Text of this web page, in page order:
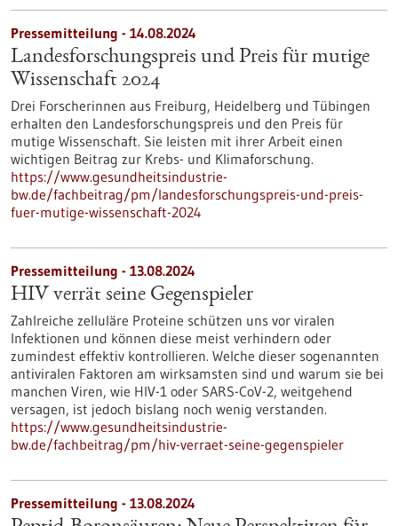
Pressemitteilung - 14.08.2024
Landesforschungspreis und Preis für mutige
Wissenschaft 2024
Drei Forscherinnen aus Freiburg, Heidelberg und Tübingen
erhalten den Landesforschungspreis und den Preis für
mutige Wissenschaft. Sie leisten mit ihrer Arbeit einen
wichtigen Beitrag zur Krebs- und Klimaforschung.
https://www.gesundheitsindustrie-
bw.de/fachbeitrag/pm/landesforschungspreis-und-preis-
fuer-mutige-wissenschaft-2024
Pressemitteilung - 13.08.2024
HIV verrät seine Gegenspieler
Zahlreiche zelluläre Proteine schützen uns vor viralen
Infektionen und können diese meist verhindern oder
zumindest effektiv kontrollieren. Welche dieser sogenannten
antiviralen Faktoren am wirksamsten sind und warum sie bei
manchen Viren, wie HIV-1 oder SARS-​CoV-2, weitgehend
versagen, ist jedoch bislang noch wenig verstanden.
https://www.gesundheitsindustrie-
bw.de/fachbeitrag/pm/hiv-verraet-seine-gegenspieler
Pressemitteilung - 13.08.2024